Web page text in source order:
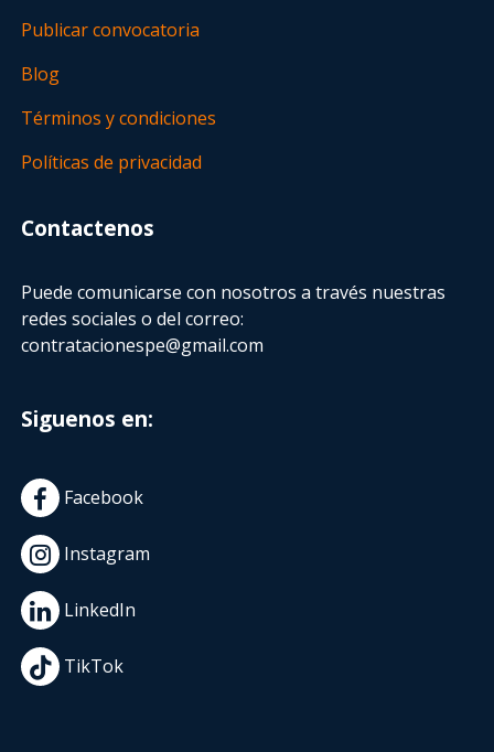
Publicar convocatoria
Blog
Términos y condiciones
Políticas de privacidad
Contactenos
Puede comunicarse con nosotros a través nuestras
redes sociales o del correo:
contratacionespe@gmail.com
Siguenos en:
Facebook
Instagram
LinkedIn
TikTok